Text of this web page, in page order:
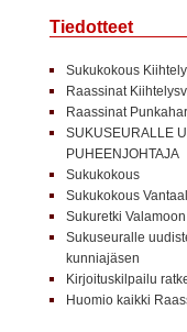
Tiedotteet
Sukukokous
Raassinat
Raassinat
SUKUSEURALLE
PUHEENJOHTAJA
Sukukokous
Sukukokous
Sukuretki Valamoon
Sukuseuralle
kunniajäsen
Kirjoituskilpailu
Huomio kaikki